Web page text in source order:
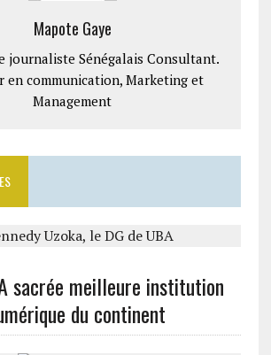
Mapote Gaye
journaliste Sénégalais Consultant.
en communication, Marketing et
Management
sacrée meilleure institution
du continent